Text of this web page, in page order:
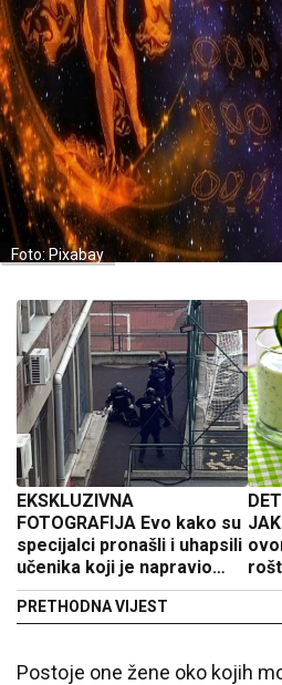
Foto: Pixabay
EKSKLUZIVNA
FOTOGRAFIJA Evo kako su
specijalci pronašli i uhapsili
učenika koji je napravio
masakr na Vračaru (FOTO)
PRETHODNA VIJEST
Postoje one žene oko kojih